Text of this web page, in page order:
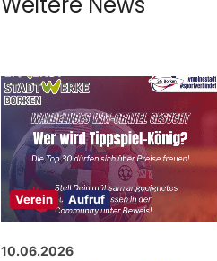
Verein Aufruf
10.06.2026